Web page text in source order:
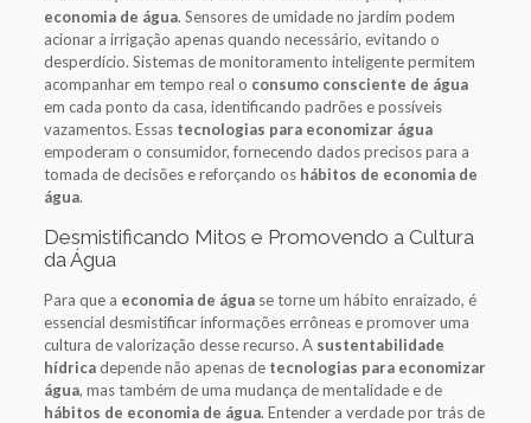
economia de água. Sensores de umidade no jardim podem
acionar a irrigação apenas quando necessário, evitando o
desperdício. Sistemas de monitoramento inteligente permitem
acompanhar em tempo real o consumo consciente de água
em cada ponto da casa, identificando padrões e possíveis
vazamentos. Essas tecnologias para economizar água
empoderam o consumidor, fornecendo dados precisos para a
tomada de decisões e reforçando os hábitos de economia de
água.
Desmistificando Mitos e Promovendo a Cultura
da Água
Para que a economia de águase torne um hábito enraizado, é
essencial desmistificar informações errôneas e promover uma
cultura de valorização desse recurso. A sustentabilidade
hídricadepende não apenas de tecnologias para economizar
água, mas também de uma mudança de mentalidade e de
hábitos de economia de água. Entender a verdade por trás de